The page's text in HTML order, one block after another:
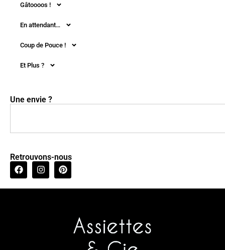
Gâtoooos !
En attendant…
Coup de Pouce !
Et Plus ?
Une envie ?
Retrouvons-nous